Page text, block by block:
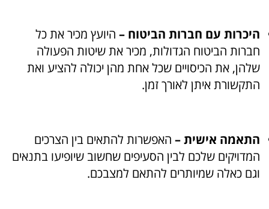
היכרות עם חברות הביטוח – היועץ מכיר את כל
חברות הביטוח הגדולות, מכיר את שיטות הפעולה
שלהן, את הכיסויים שכל אחת מהן יכולה להציע ואת
התקשורת איתן לאורך זמן.
התאמה אישית – האפשרות להתאים בין הצרכים
המדויקים שלכם לבין הסעיפים שחשוב שיופיעו בתנאים
וגם כאלה שמיותרים להתאם למצבכם.